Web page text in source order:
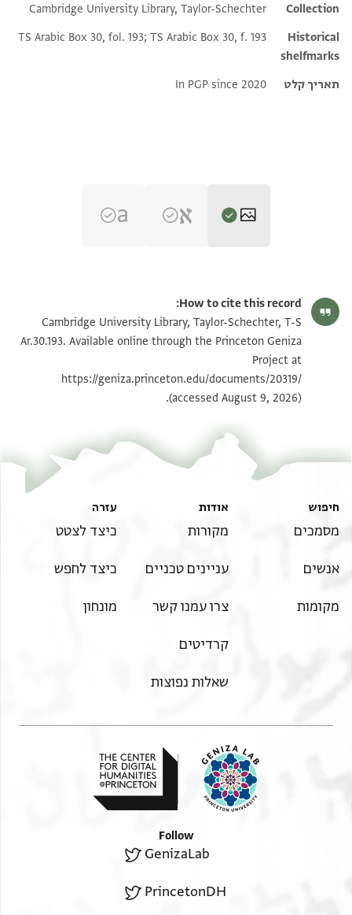
Collection
Cambridge University Library, Taylor-Schechter
Historical
shelfmarks
TS Arabic Box 30, fol. 193; TS Arabic Box 30, f. 193
תאריך קלט In PGP since 2020
T-S Ar.30.193 1v הגדל וסובב
T-S Ar.30.193 2r
T-S Ar.30.193 2v הגדל וסובב
תנאי היתר שימוש בתצלום
How to cite this record:
Cambridge University Library, Taylor-Schechter, T-S
Ar.30.193. Available online through the Princeton Geniza
Project at
https://geniza.princeton.edu/documents/20319/
(accessed August 9, 2026).
חיפוש
מסמכים
אנשים
מקומות
אודות
מקורות
עניינים טכניים
צרו עמנו קשר
קרדיטים
שאלות נפוצות
עזרה
כיצד לצטט
כיצד לחפש
מונחון
Follow
GenizaLab
PrincetonDH